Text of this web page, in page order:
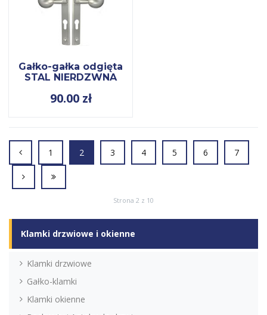
Gałko-gałka odgięta
STAL NIERDZWNA
90.00 zł
1 2 3 4 5 6 7
Strona 2 z 10
Klamki drzwiowe i okienne
Klamki drzwiowe
Gałko-klamki
Klamki okienne